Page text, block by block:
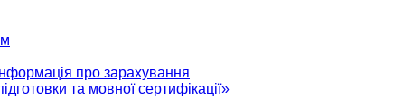
про зарахування
та мовної сертифікації»